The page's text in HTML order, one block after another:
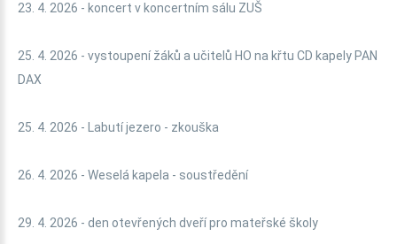
23. 4. 2026 - koncert v koncertním sálu ZUŠ
25. 4. 2026 - vystoupení žáků a učitelů HO na křtu CD kapely PAN
DAX
25. 4. 2026 - Labutí jezero - zkouška
26. 4. 2026 - Weselá kapela - soustředění
29. 4. 2026 - den otevřených dveří pro mateřské školy